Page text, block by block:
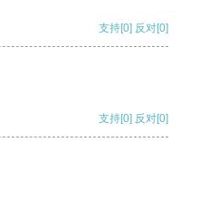
支持[0] 反对[0]
支持[0] 反对[0]